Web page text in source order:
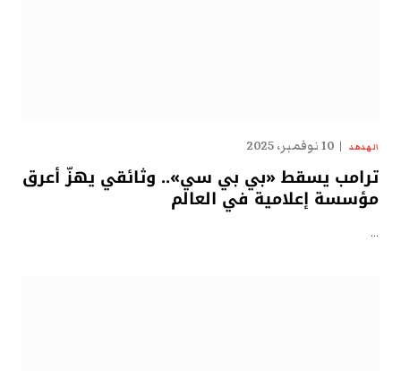
الهدهد 10 نوفمبر، 2025
ترامب يسقط «بي بي سي».. وثائقي يهزّ أعرق
مؤسسة إعلامية في العالم
…